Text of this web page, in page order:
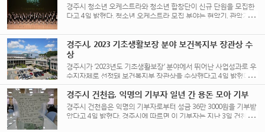
경주시 청소년 오케스트라와 청소년 합창단이 신규 단원을 모집한
다고 4일 밝혔다. 청소년 오케스트라 모집 분야는 현악기, 관악기,
경주시, 2023 기초생활보장 분야 보건복지부 장관상 수
상
경주시가 ‘2023년도 기초생활보장’ 분야에서 뛰어난 사업성과로 우
수지자체로 선정돼 보건복지부 장관상을 수상했다고 4일 밝혔다.
이는 지난 2021년 우수지자체 선정 이후 두 [...]
경주시 건천읍, 익명의 기부자 일년 간 용돈 모아 기부
경주시 건천읍은 익명의 기부자로부터 성금 36만 3000원을 기부받
았다고 4일 밝혔다. 경주시에 따르면 이 기부자는 지난 3일 건천읍